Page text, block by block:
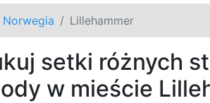
Norwegia Lillehammer
setki różnych
w mieście